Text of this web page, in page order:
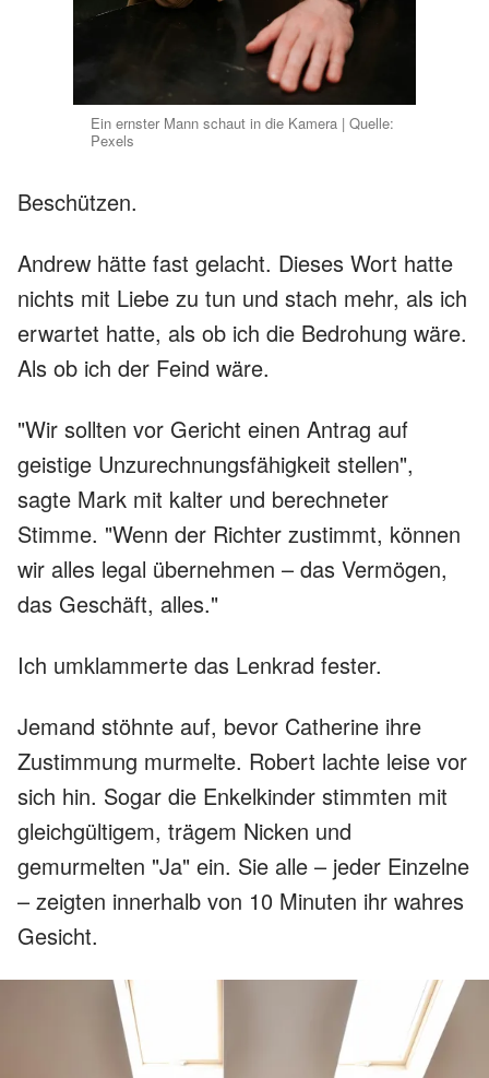
Ein ernster Mann schaut in die Kamera | Quelle:
Pexels
Beschützen.
Andrew hätte fast gelacht. Dieses Wort hatte
nichts mit Liebe zu tun und stach mehr, als ich
erwartet hatte, als ob ich die Bedrohung wäre.
Als ob ich der Feind wäre.
"Wir sollten vor Gericht einen Antrag auf
geistige Unzurechnungsfähigkeit stellen",
sagte Mark mit kalter und berechneter
Stimme. "Wenn der Richter zustimmt, können
wir alles legal übernehmen – das Vermögen,
das Geschäft, alles."
Ich umklammerte das Lenkrad fester.
Jemand stöhnte auf, bevor Catherine ihre
Zustimmung murmelte. Robert lachte leise vor
sich hin. Sogar die Enkelkinder stimmten mit
gleichgültigem, trägem Nicken und
gemurmelten "Ja" ein. Sie alle – jeder Einzelne
– zeigten innerhalb von 10 Minuten ihr wahres
Gesicht.